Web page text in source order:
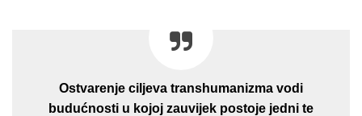
Ostvarenje ciljeva transhumanizma vodi
budućnosti u kojoj zauvijek postoje jedni te